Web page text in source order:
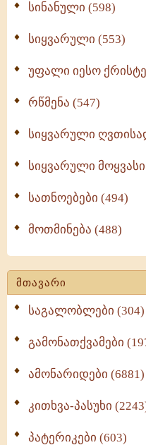
სინანული (598)
სიყვარული (553)
უფალი იესო ქრისტე
რწმენა (547)
სიყვარული
სიყვარული
სათნოებები (494)
მოთმინება (488)
მთავარი
საგალობლები (304)
გამონათქვამები
ამონარიდები (6881)
კითხვა-პასუხი
პატერიკები (603)